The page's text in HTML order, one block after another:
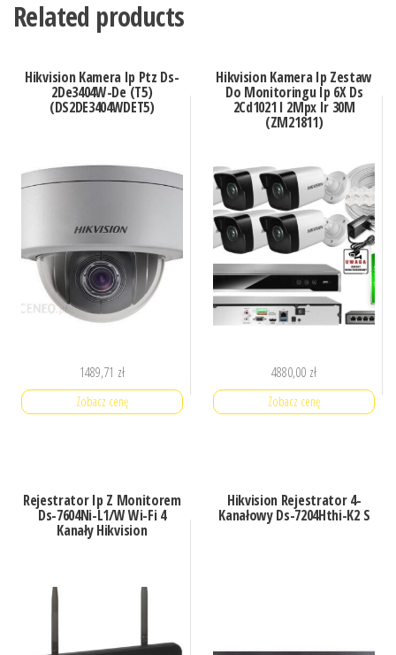
Related products
Hikvision Kamera Ip Ptz Ds-
2De3404W-De (T5)
(DS2DE3404WDET5)
1489,71 zł
Zobacz cenę
Hikvision Kamera Ip Zestaw
Do Monitoringu Ip 6X Ds
2Cd1021 I 2Mpx Ir 30M
(ZM21811)
4880,00 zł
Zobacz cenę
Rejestrator Ip Z Monitorem
Ds-7604Ni-L1/W Wi-Fi 4
Kanały Hikvision
Hikvision Rejestrator 4-
Kanałowy Ds-7204Hthi-K2 S